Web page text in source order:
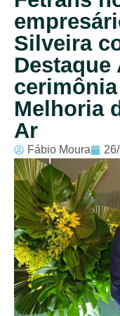
Silveira
Destaque
Melhoria
Ar
Fábio Moura